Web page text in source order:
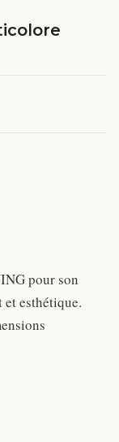
pour son
esthétique.